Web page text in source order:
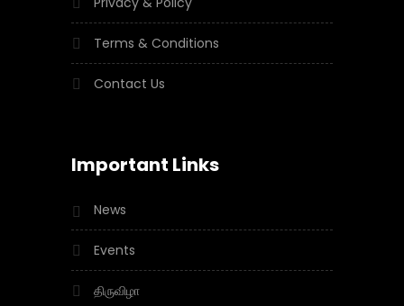
Terms & Conditions
Contact Us
Important Links
News
Events
திருவிழா